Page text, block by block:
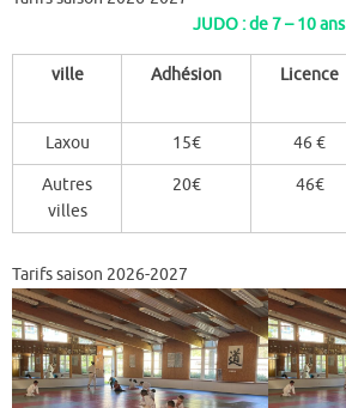
JUDO : de 7 – 10 ans
ville Adhésion Licence
Laxou 15€ 46 €
Autres
villes
20€ 46€
Tarifs saison 2026-2027